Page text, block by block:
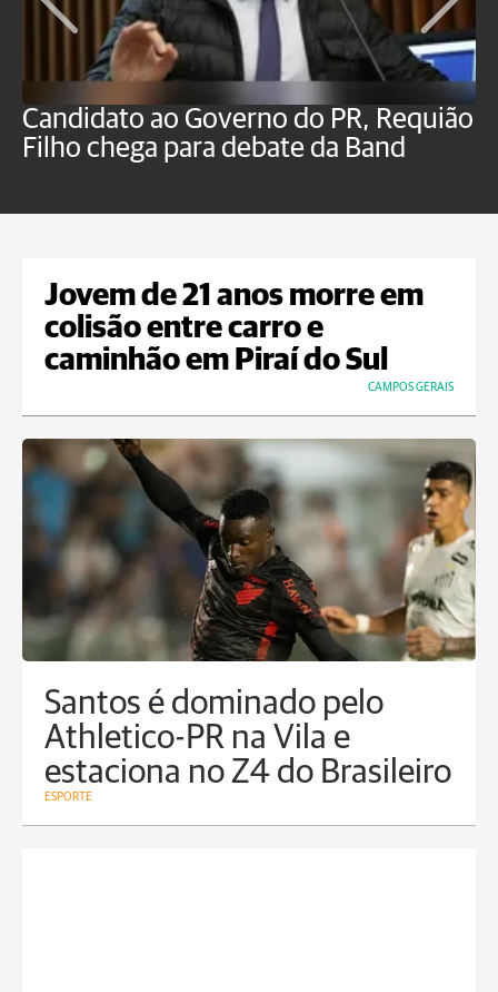
Candidato ao Governo do PR, Requião
Filho chega para debate da Band
Jovem de 21 anos morre em
colisão entre carro e
caminhão em Piraí do Sul
CAMPOS GERAIS
Santos é dominado pelo
Athletico-PR na Vila e
estaciona no Z4 do Brasileiro
ESPORTE